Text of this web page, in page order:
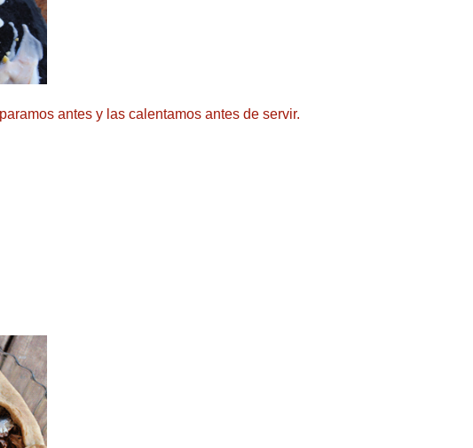
antes y las calentamos antes de servir.